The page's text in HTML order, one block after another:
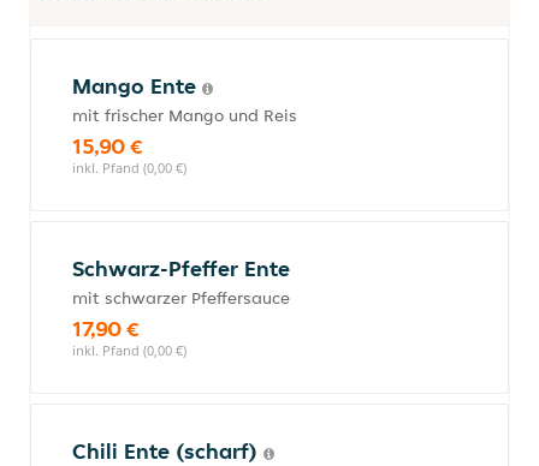
Mango Ente
mit frischer Mango und Reis
15,90 €
inkl. Pfand (0,00 €)
Schwarz-Pfeffer Ente
mit schwarzer Pfeffersauce
17,90 €
inkl. Pfand (0,00 €)
Chili Ente (scharf)